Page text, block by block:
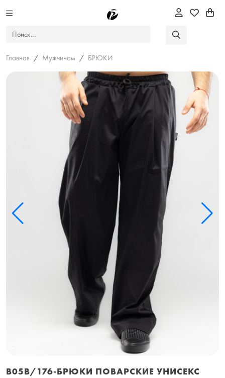
Главная Мужчинам БРЮКИ
B05B/176-БРЮКИ ПОВАРСКИЕ УНИСЕКС